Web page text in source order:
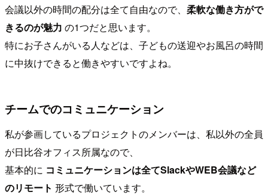
会議以外の時間の配分は全て自由なので、 柔軟な働き方がで
きるのが魅力 の1つだと思います。
特にお子さんがいる人などは、子どもの送迎やお風呂の時間
に中抜けできると働きやすいですよね。
チームでのコミュニケーション
私が参画しているプロジェクトのメンバーは、私以外の全員
が日比谷オフィス所属なので、
基本的に コミュニケーションは全てSlackやWEB会議など
のリモート 形式で働いています。